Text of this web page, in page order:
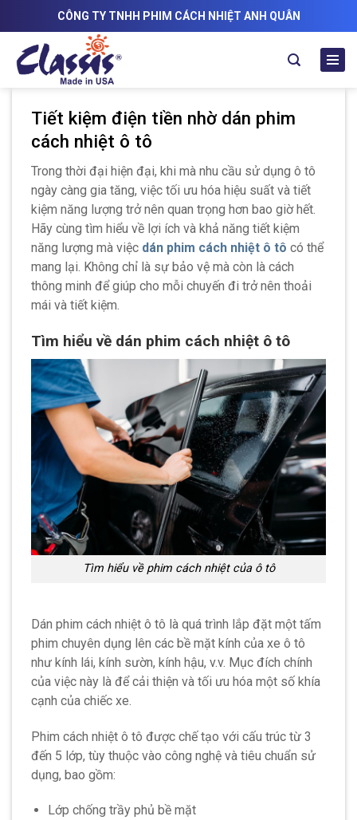
content
CÔNG TY TNHH PHIM CÁCH NHIỆT ANH QUÂN
Tiết kiệm điện tiền nhờ dán phim
cách nhiệt ô tô
Trong thời đại hiện đại, khi mà nhu cầu sử dụng ô tô
ngày càng gia tăng, việc tối ưu hóa hiệu suất và tiết
kiệm năng lượng trở nên quan trọng hơn bao giờ hết.
Hãy cùng tìm hiểu về lợi ích và khả năng tiết kiệm
năng lượng mà việc dán phim cách nhiệt ô tô có thể
mang lại. Không chỉ là sự bảo vệ mà còn là cách
thông minh để giúp cho mỗi chuyến đi trở nên thoải
mái và tiết kiệm.
Tìm hiểu về dán phim cách nhiệt ô tô
Tìm hiểu về phim cách nhiệt của ô tô
Dán phim cách nhiệt ô tô là quá trình lắp đặt một tấm
phim chuyên dụng lên các bề mặt kính của xe ô tô
như kính lái, kính sườn, kính hậu, v.v. Mục đích chính
của việc này là để cải thiện và tối ưu hóa một số khía
cạnh của chiếc xe.
Phim cách nhiệt ô tô được chế tạo với cấu trúc từ 3
đến 5 lớp, tùy thuộc vào công nghệ và tiêu chuẩn sử
dụng, bao gồm:
Lớp chống trầy phủ bề mặt